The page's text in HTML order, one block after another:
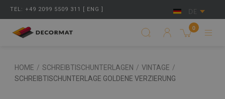
TEL: +49 2099 5509 311 [ ENG ] DE
0
HOME / SCHREIBTISCHUNTERLAGEN / VINTAGE /
SCHREIBTISCHUNTERLAGE GOLDENE VERZIERUNG